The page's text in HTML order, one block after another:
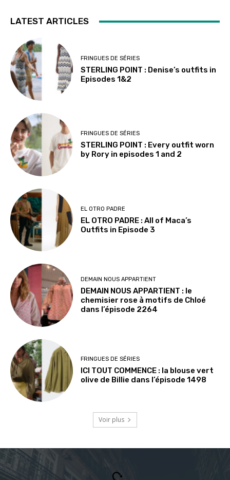
LATEST ARTICLES
FRINGUES DE SÉRIES
STERLING POINT : Denise’s outfits in
Episodes 1&2
FRINGUES DE SÉRIES
STERLING POINT : Every outfit worn
by Rory in episodes 1 and 2
EL OTRO PADRE
EL OTRO PADRE : All of Maca’s
Outfits in Episode 3
DEMAIN NOUS APPARTIENT
DEMAIN NOUS APPARTIENT : le
chemisier rose à motifs de Chloé
dans l’épisode 2264
FRINGUES DE SÉRIES
ICI TOUT COMMENCE : la blouse vert
olive de Billie dans l’épisode 1498
Voir plus